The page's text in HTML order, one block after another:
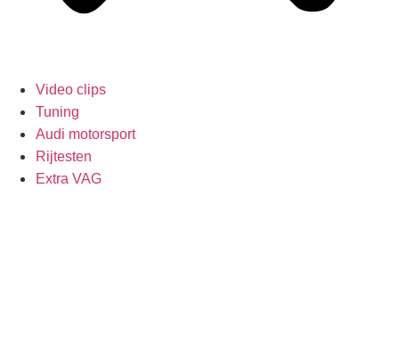
Video clips
Tuning
Audi motorsport
Rijtesten
Extra VAG